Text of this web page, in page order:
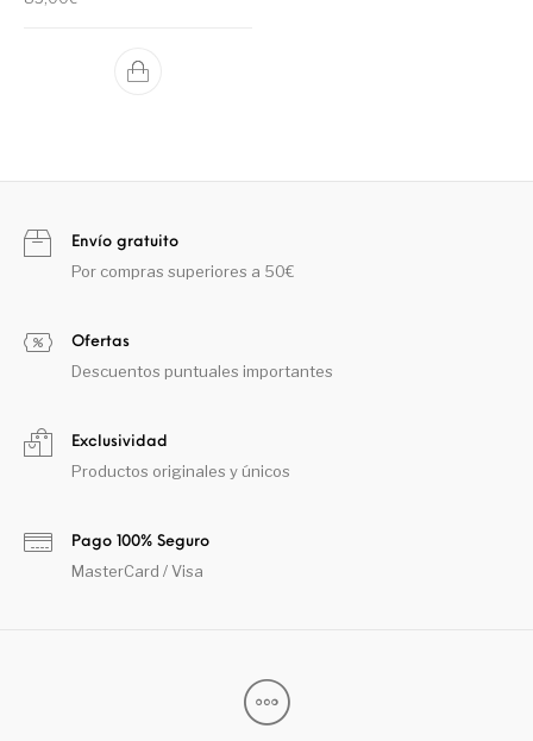
Envío gratuito
Por compras superiores a 50€
Ofertas
Descuentos puntuales importantes
Exclusividad
Productos originales y únicos
Pago 100% Seguro
MasterCard / Visa